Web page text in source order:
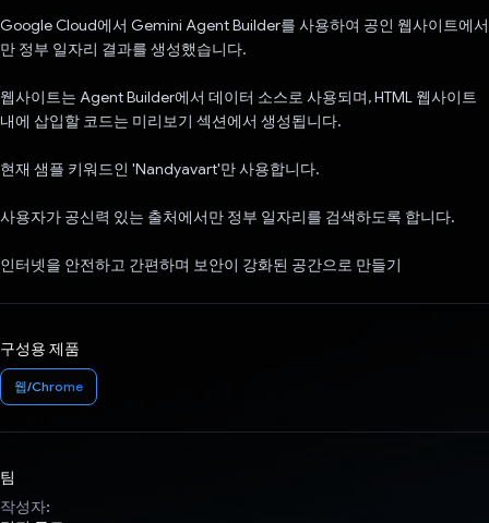
Google Cloud에서 Gemini Agent Builder를 사용하여 공인 웹사이트에서
만 정부 일자리 결과를 생성했습니다.
웹사이트는 Agent Builder에서 데이터 소스로 사용되며, HTML 웹사이트
내에 삽입할 코드는 미리보기 섹션에서 생성됩니다.
현재 샘플 키워드인 'Nandyavart'만 사용합니다.
사용자가 공신력 있는 출처에서만 정부 일자리를 검색하도록 합니다.
인터넷을 안전하고 간편하며 보안이 강화된 공간으로 만들기
구성용 제품
웹/Chrome
팀
작성자: